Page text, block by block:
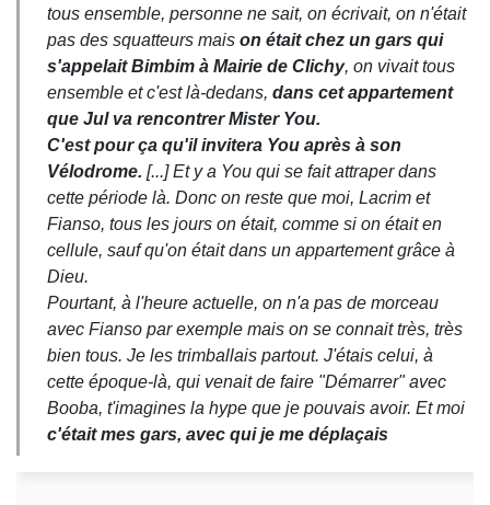
tous ensemble, personne ne sait, on écrivait, on n'était
pas des squatteurs mais on était chez un gars qui
s'appelait Bimbim à Mairie de Clichy, on vivait tous
ensemble et c'est là-dedans, dans cet appartement
que Jul va rencontrer Mister You.
C'est pour ça qu'il invitera You après à son
Vélodrome. [...] Et y a You qui se fait attraper dans
cette période là. Donc on reste que moi, Lacrim et
Fianso, tous les jours on était, comme si on était en
cellule, sauf qu'on était dans un appartement grâce à
Dieu.
Pourtant, à l'heure actuelle, on n'a pas de morceau
avec Fianso par exemple mais on se connait très, très
bien tous. Je les trimballais partout. J'étais celui, à
cette époque-là, qui venait de faire "Démarrer" avec
Booba, t'imagines la hype que je pouvais avoir. Et moi
c'était mes gars, avec qui je me déplaçais